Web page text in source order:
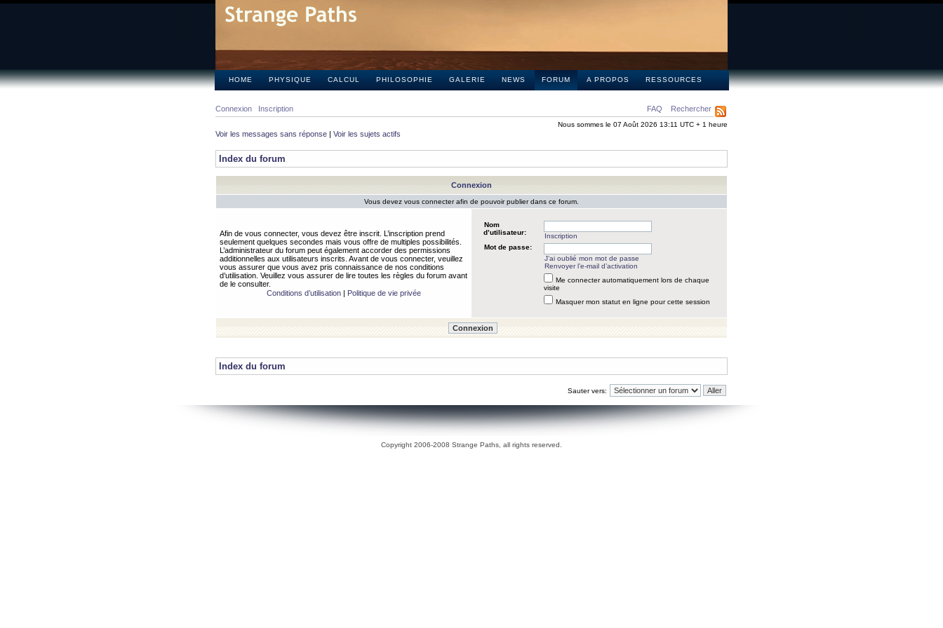
HOME PHYSIQUE CALCUL PHILOSOPHIE GALERIE NEWS FORUM A PROPOS RESSOURCES
FAQ Rechercher
Connexion Inscription
Nous sommes le 07 Août 2026 13:11 UTC + 1 heure
Voir les messages sans réponse | Voir les sujets actifs
Index du forum
Connexion
Vous devez vous connecter afin de pouvoir publier dans ce forum.
Afin de vous connecter, vous devez être inscrit. L’inscription prend
seulement quelques secondes mais vous offre de multiples possibilités.
L’administrateur du forum peut également accorder des permissions
additionnelles aux utilisateurs inscrits. Avant de vous connecter, veuillez
vous assurer que vous avez pris connaissance de nos conditions
d’utilisation. Veuillez vous assurer de lire toutes les règles du forum avant
de le consulter.
Conditions d’utilisation| Politique de vie privée
Nom
d’utilisateur:
Inscription
Mot de passe:
J’ai oublié mon mot de passe
Renvoyer l’e-mail d’activation
Me connecter automatiquement lors de chaque
visite
Masquer mon statut en ligne pour cette session
Index du forum
Sauter vers:
Copyright 2006-2008 Strange Paths, all rights reserved.